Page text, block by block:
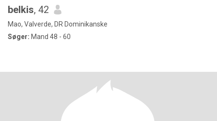
belkis, 42
Mao, Valverde, DR Dominikanske
Søger: Mand 48 - 60